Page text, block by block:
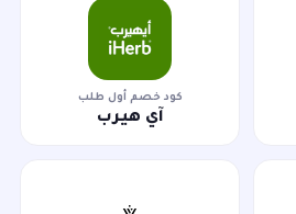
كود خصم أول طلب
آي هيرب